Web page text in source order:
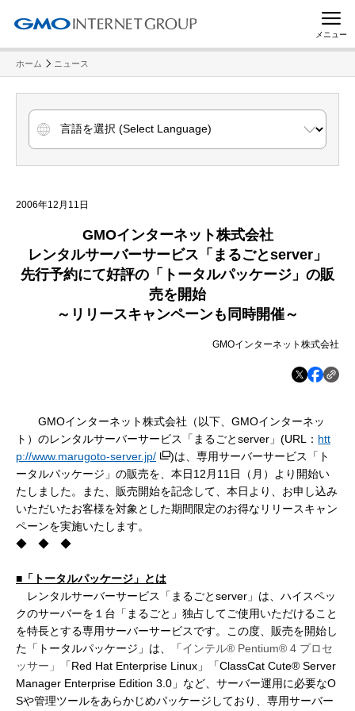
メニュー
ホーム ニュース
2006年12月11日
GMOインターネット株式会社
レンタルサーバーサービス「まるごとserver 」
先行予約にて好評の「トータルパッケージ」の販
売を開始
～リリースキャンペーンも同時開催～
GMOインターネット株式会社
GMOインターネット株式会社（以下、GMOインターネッ
ト）のレンタルサーバーサービス「まるごとserver」(URL： htt
p://www.marugoto-server.jp/
)は、専用サーバーサービス「ト
ータルパッケージ」の販売を、本日12月11日（月）より開始い
たしました。また、販売開始を記念して、本日より、お申し込み
いただいたお客様を対象とした期間限定のお得なリリースキャン
ペーンを実施いたします。
◆ ◆ ◆
■「トータルパッケージ」とは
レンタルサーバーサービス「まるごとserver」は、ハイスペッ
クのサーバーを１台「まるごと」独占してご使用いただけること
を特長とする専用サーバーサービスです。この度、販売を開始し
た「トータルパッケージ」は、「インテル® Pentium® 4 プロセ
ッサー」
「Red Hat Enterprise Linux」「ClassCat Cute® Server
Manager Enterprise Edition 3.0」など、サーバー運用に必要なO
Sや管理ツールをあらかじめパッケージしており、専用サーバー